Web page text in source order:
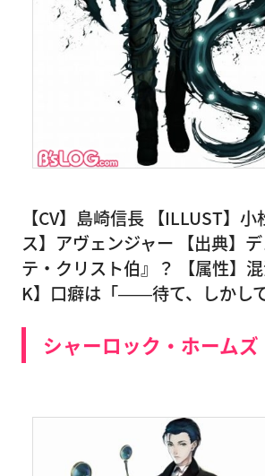
【CV】島崎信長 【ILLUST】
ス】アヴェンジャー 【出典】
テ・クリスト伯』？ 【属性】
K】口癖は「――待て、しかして
シャーロック・ホームズ